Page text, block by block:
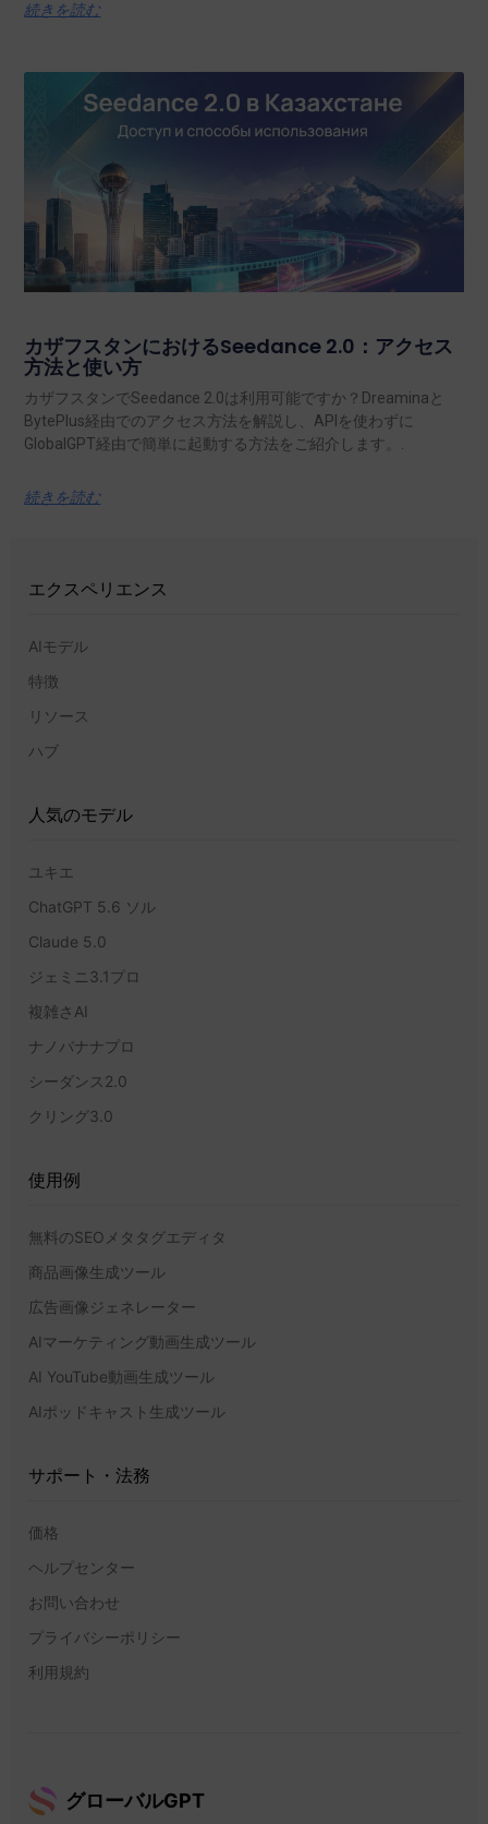
続きを読む
カザフスタンにおけるSeedance 2.0：アクセス
方法と使い方
カザフスタンでSeedance 2.0は利用可能ですか？Dreaminaと
BytePlus経由でのアクセス方法を解説し、APIを使わずに
GlobalGPT経由で簡単に起動する方法をご紹介します。.
続きを読む
エクスペリエンス
AIモデル
特徴
リソース
ハブ
人気のモデル
ユキエ
ChatGPT 5.6 ソル
Claude 5.0
ジェミニ3.1プロ
複雑さAI
ナノバナナプロ
シーダンス2.0
クリング3.0
使用例
無料のSEOメタタグエディタ
商品画像生成ツール
広告画像ジェネレーター
AIマーケティング動画生成ツール
AI YouTube動画生成ツール
AIポッドキャスト生成ツール
サポート・法務
価格
ヘルプセンター
お問い合わせ
プライバシーポリシー
利用規約
グローバルGPT